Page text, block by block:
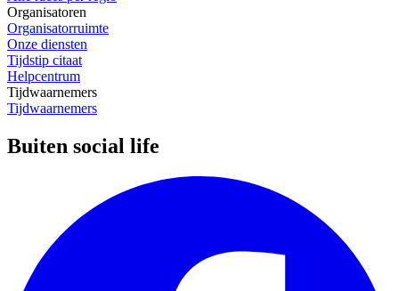
Organisatoren
Organisatorruimte
Onze diensten
Tijdstip citaat
Helpcentrum
Tijdwaarnemers
Tijdwaarnemers
Buiten social life